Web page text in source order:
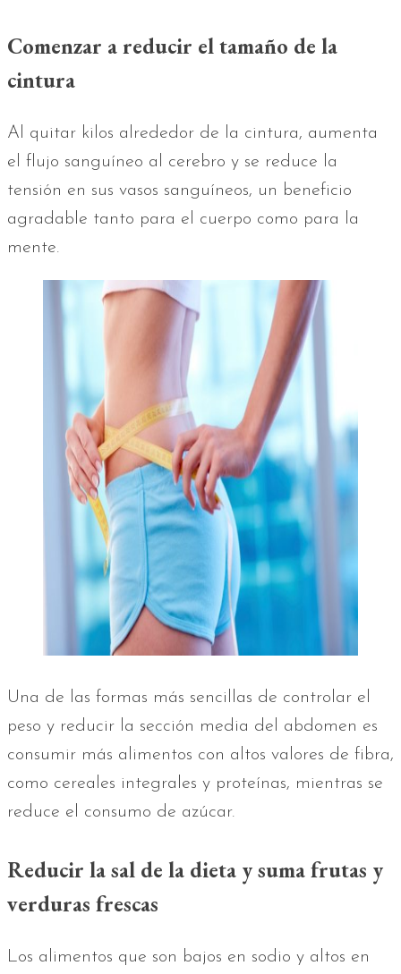
Comenzar a reducir el tamaño de la
cintura
Al quitar kilos alrededor de la cintura, aumenta
el flujo sanguíneo al cerebro y se reduce la
tensión en sus vasos sanguíneos, un beneficio
agradable tanto para el cuerpo como para la
mente.
Una de las formas más sencillas de controlar el
peso y reducir la sección media del abdomen es
consumir más alimentos con altos valores de fibra,
como cereales integrales y proteínas, mientras se
reduce el consumo de azúcar.
Reducir la sal de la dieta y suma frutas y
verduras frescas
Los alimentos que son bajos en sodio y altos en